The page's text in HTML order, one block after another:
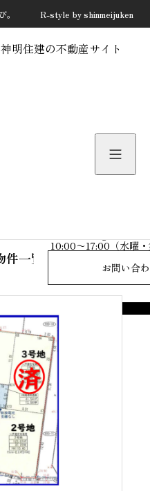
最近見た物件
物件を探す
10:00〜17:00（水曜
お問い合
選び。 R-style by shinmeijuken
神明住建の不動産サイト
一覧